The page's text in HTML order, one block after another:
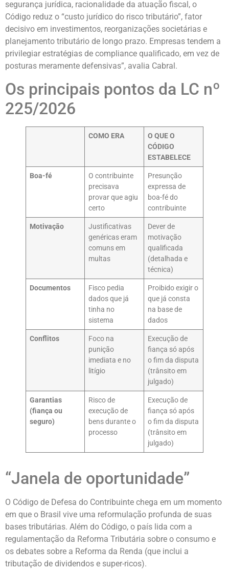
segurança jurídica, racionalidade da atuação fiscal, o
Código reduz o “custo jurídico do risco tributário”, fator
decisivo em investimentos, reorganizações societárias e
planejamento tributário de longo prazo. Empresas tendem a
privilegiar estratégias de compliance qualificado, em vez de
posturas meramente defensivas”, avalia Cabral.
Os principais pontos da LC nº
225/2026
COMO ERA
O QUE O
CÓDIGO
ESTABELECE
Boa-fé
O contribuinte
precisava
provar que agiu
certo
Presunção
expressa de
boa-fé do
contribuinte
Motivação
Justificativas
genéricas eram
comuns em
multas
Dever de
motivação
qualificada
(detalhada e
técnica)
Documentos
Fisco pedia
dados que já
tinha no
sistema
Proibido exigir o
que já consta
na base de
dados
Conflitos
Foco na
punição
imediata e no
litígio
Execução de
fiança só após
o fim da disputa
(trânsito em
julgado)
Garantias
(fiança ou
seguro)
Risco de
execução de
bens durante o
processo
Execução de
fiança só após
o fim da disputa
(trânsito em
julgado)
“Janela de oportunidade”
O Código de Defesa do Contribuinte chega em um momento
em que o Brasil vive uma reformulação profunda de suas
bases tributárias. Além do Código, o país lida com a
regulamentação da Reforma Tributária sobre o consumo e
os debates sobre a Reforma da Renda (que inclui a
tributação de dividendos e super-ricos).